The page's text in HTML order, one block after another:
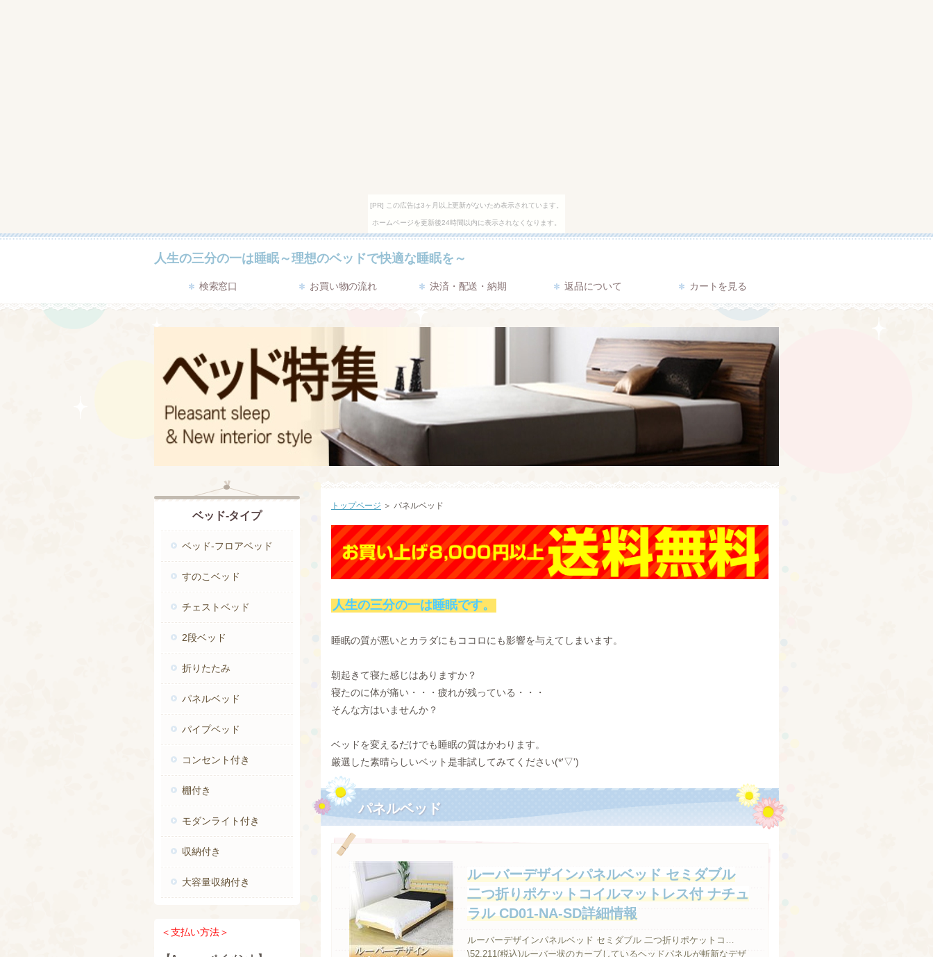
[PR] この広告は3ヶ月以上更新がないため表示されています。
ホームページを更新後24時間以内に表示されなくなります。
人生の三分の一は睡眠～理想のベッドで快適な睡眠を～
検索窓口 お買い物の流れ 決済・配送・納期 返品について カートを見る
トップページ ＞ パネルベッド
人生の三分の一は睡眠です。
睡眠の質が悪いとカラダにもココロにも影響を与えてしまいます。
朝起きて寝た感じはありますか？
寝たのに体が痛い・・・疲れが残っている・・・
そんな方はいませんか？
ベッドを変えるだけでも睡眠の質はかわります。
厳選した素晴らしいベット是非試してみてください(*'▽')
パネルベッド
ルーバーデザインパネルベッド セミダブル
二つ折りポケットコイルマットレス付 ナチュ
ラル CD01-NA-SD詳細情報
ルーバーデザインパネルベッド セミダブル 二つ折りポケットコ…
\52,211(税込)ルーバー状のカーブしているヘッドパネルが斬新なデザ
ベッド-タイプ
ベッド-フロアベッド
すのこベッド
チェストベッド
2段ベッド
折りたたみ
パネルベッド
パイプベッド
コンセント付き
棚付き
モダンライト付き
収納付き
大容量収納付き
＜支払い方法＞